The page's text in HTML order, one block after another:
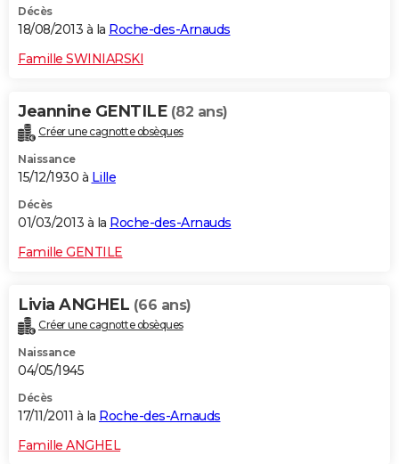
Décès
18/08/2013 à la Roche-des-Arnauds
Famille SWINIARSKI
Jeannine GENTILE (82 ans)
Créer une cagnotte obsèques
Naissance
15/12/1930 à Lille
Décès
01/03/2013 à la Roche-des-Arnauds
Famille GENTILE
Livia ANGHEL (66 ans)
Créer une cagnotte obsèques
Naissance
04/05/1945
Décès
17/11/2011 à la Roche-des-Arnauds
Famille ANGHEL